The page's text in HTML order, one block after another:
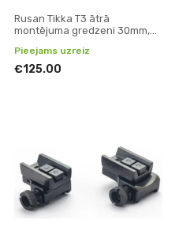
Rusan Tikka T3 ātrā
montējuma gredzeni 30mm,
Pieejams uzreiz
€125.00